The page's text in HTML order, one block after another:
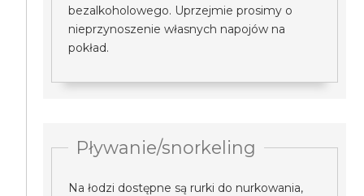
bezalkoholowego. Uprzejmie prosimy o
nieprzynoszenie własnych napojów na
pokład.
Pływanie/snorkeling
Na łodzi dostępne są rurki do nurkowania,